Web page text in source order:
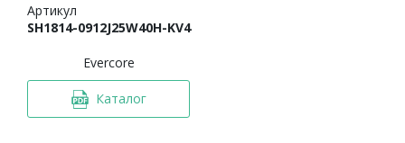
Артикул
SH1814-0912J25W40H-KV4
Evercore
Каталог